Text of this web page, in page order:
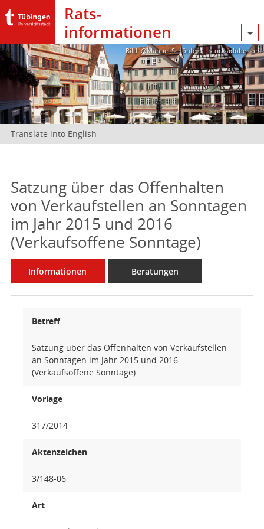
Rats­
informationen
Bild: @Manuel Schönfeld – stock.adobe.com
Translate into English
Satzung über das Offenhalten
von Verkaufstellen an Sonntagen
im Jahr 2015 und 2016
(Verkaufsoffene Sonntage)
Informationen Beratungen
Betreff
Satzung über das Offenhalten von Verkaufstellen
an Sonntagen im Jahr 2015 und 2016
(Verkaufsoffene Sonntage)
Vorlage
317/2014
Aktenzeichen
3/148-06
Art